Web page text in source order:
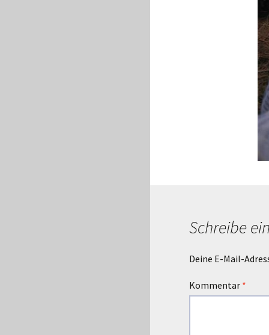
Schreibe
Deine E-Mail-
Kommentar *